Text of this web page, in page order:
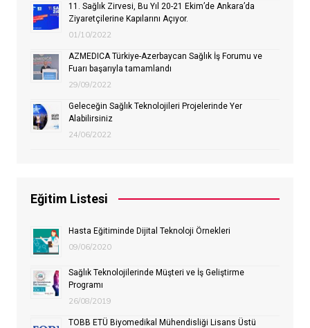
11. Sağlık Zirvesi, Bu Yıl 20-21 Ekim’de Ankara’da
Ziyaretçilerine Kapılarını Açıyor.
01/10/2022
AZMEDICA Türkiye-Azerbaycan Sağlık İş Forumu ve
Fuarı başarıyla tamamlandı
29/09/2022
Geleceğin Sağlık Teknolojileri Projelerinde Yer
Alabilirsiniz
24/06/2022
Eğitim Listesi
Hasta Eğitiminde Dijital Teknoloji Örnekleri
09/06/2020
Sağlık Teknolojilerinde Müşteri ve İş Geliştirme
Programı
26/08/2019
TOBB ETÜ Biyomedikal Mühendisliği Lisans Üstü